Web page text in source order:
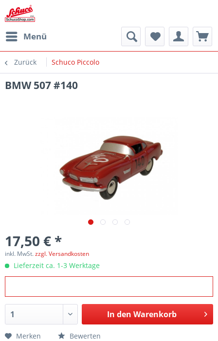
Menü
Zurück Schuco Piccolo
BMW 507 #140
17,50 € *
inkl. MwSt.zzgl. Versandkosten
Lieferzeit ca. 1-3 Werktage
In den Warenkorb
Merken Bewerten